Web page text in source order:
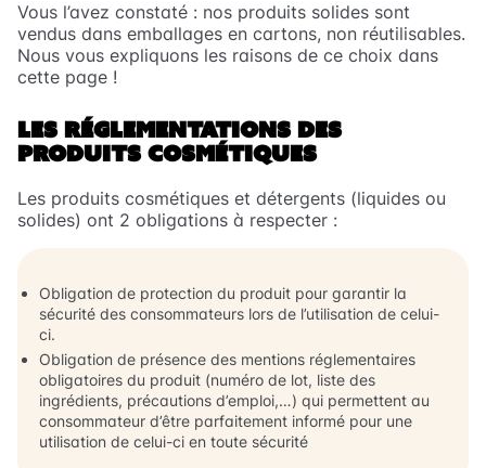
Vous l’avez constaté : nos produits solides sont
vendus dans emballages en cartons, non réutilisables.
Nous vous expliquons les raisons de ce choix dans
cette page !
LES RÉGLEMENTATIONS DES
PRODUITS COSMÉTIQUES
Les produits cosmétiques et détergents (liquides ou
solides) ont 2 obligations à respecter :
Obligation de protection du produit pour garantir la
sécurité des consommateurs lors de l’utilisation de celui-
ci.
Obligation de présence des mentions réglementaires
obligatoires du produit (numéro de lot, liste des
ingrédients, précautions d’emploi,…) qui permettent au
consommateur d’être parfaitement informé pour une
utilisation de celui-ci en toute sécurité